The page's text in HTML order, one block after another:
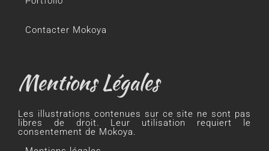
Contacter Mokoya
Mentions Légales
Les illustrations contenues sur ce site ne sont pas
libres de droit. Leur utilisation requiert le
consentement de Mokoya.